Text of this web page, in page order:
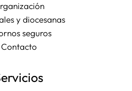
y diocesanas
seguros
Contacto